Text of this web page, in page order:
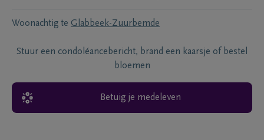
Woonachtig te Glabbeek-Zuurbemde
Stuur een condoléancebericht, brand een kaarsje of bestel
bloemen
Betuig je medeleven